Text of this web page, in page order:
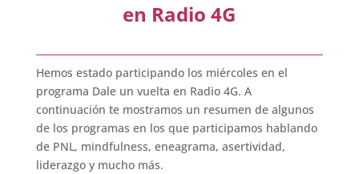
en Radio 4G
Hemos estado participando los miércoles en el
programa Dale un vuelta en Radio 4G. A
continuación te mostramos un resumen de algunos
de los programas en los que participamos hablando
de PNL, mindfulness, eneagrama, asertividad,
liderazgo y mucho más.